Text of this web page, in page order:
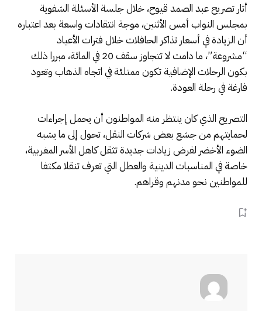
أثار تصريح عبد الصمد قيوح، خلال جلسة الأسئلة الشفوية
بمجلس النواب أمس الأثنين، موجة انتقادات واسعة بعد اعتباره
أن الزيادة في أسعار تذاكر الحافلات خلال فترات الأعياد
“مشروعة”، ما دامت لا تتجاوز سقف 20 في المائة، مبررا ذلك
بكون الرحلات الإضافية تكون ممتلئة في اتجاه الذهاب وتعود
فارغة في رحلة العودة.
التصريح الذي كان ينتظر منه المواطنون أن يحمل إجراءات
لحمايتهم من جشع بعض شركات النقل، تحول إلى ما يشبه
الضوء الأخضر لفرض زيادات جديدة تثقل كاهل الأسر المغربية،
خاصة في المناسبات الدينية والعطل التي تعرف تنقلا مكثفا
للمواطنين نحو مدنهم وقراهم.